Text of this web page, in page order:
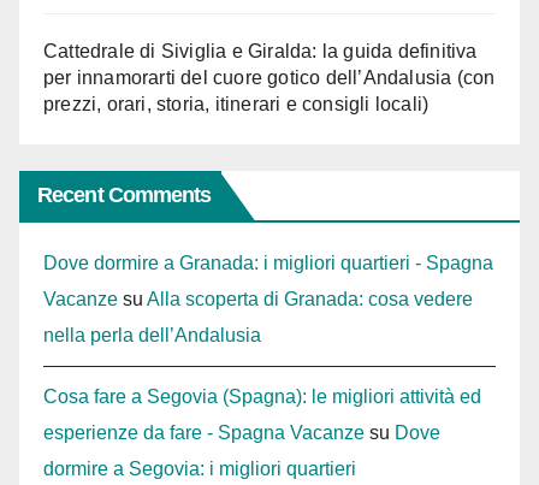
Cattedrale di Siviglia e Giralda: la guida definitiva
per innamorarti del cuore gotico dell’Andalusia (con
prezzi, orari, storia, itinerari e consigli locali)
Recent Comments
Dove dormire a Granada: i migliori quartieri - Spagna
Vacanze su Alla scoperta di Granada: cosa vedere
nella perla dell’Andalusia
Cosa fare a Segovia (Spagna): le migliori attività ed
esperienze da fare - Spagna Vacanze su Dove
dormire a Segovia: i migliori quartieri